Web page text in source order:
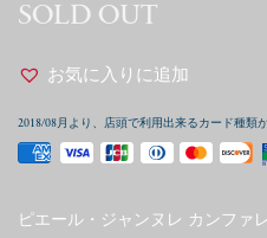
SOLD OUT
お気に入りに追加
2018/08月より、店頭で利用出来るカード種類
ピエール・ジャンヌレ カンファ